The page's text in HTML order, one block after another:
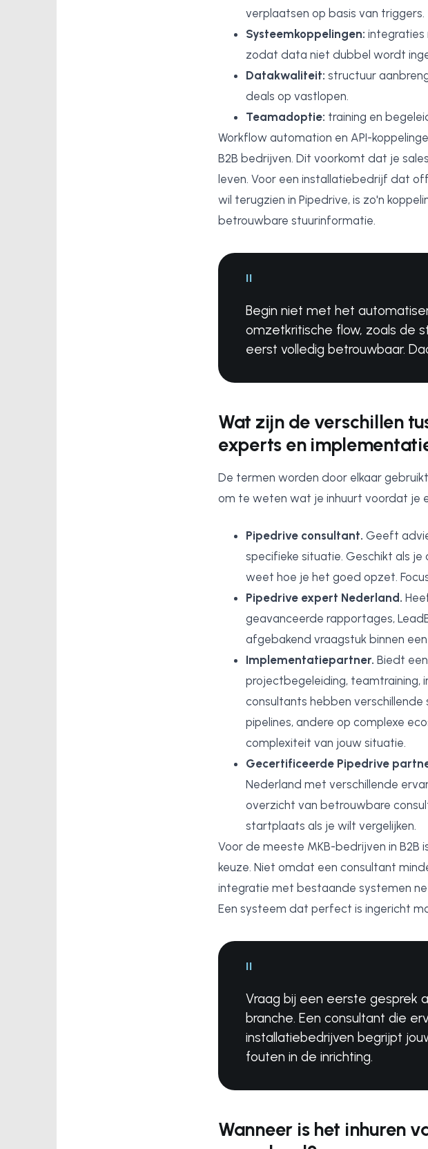
verplaatsen op basis van triggers.
Systeemkoppelingen: integraties
zodat data niet dubbel wordt
Datakwaliteit: structuur
deals op vastlopen.
Teamadoptie: training en
Workflow automation en API-
B2B bedrijven. Dit voorkomt dat je
leven. Voor een installatiebedrijf dat
wil terugzien in Pipedrive, is zo'n
betrouwbare stuurinformatie.
"
Begin niet met het
omzetkritische flow, zoals de
eerst volledig betrouwbaar.
Wat zijn de verschillen
experts en
De termen worden door elkaar
om te weten wat je inhuurt voordat je
Pipedrive consultant. Geeft
specifieke situatie. Geschikt als
weet hoe je het goed opzet.
Pipedrive expert Nederland.
geavanceerde rapportages,
afgebakend vraagstuk binnen
Implementatiepartner. Biedt
projectbegeleiding, teamtraining,
consultants hebben verschillende
pipelines, andere op complexe
complexiteit van jouw situatie.
Gecertificeerde Pipedrive
Nederland met verschillende
overzicht van betrouwbare
startplaats als je wilt vergelijken.
Voor de meeste MKB-bedrijven in
keuze. Niet omdat een consultant
integratie met bestaande systemen
Een systeem dat perfect is ingericht
"
Vraag bij een eerste gesprek
branche. Een consultant die
installatiebedrijven begrijpt
fouten in de inrichting.
Wanneer is het inhuren